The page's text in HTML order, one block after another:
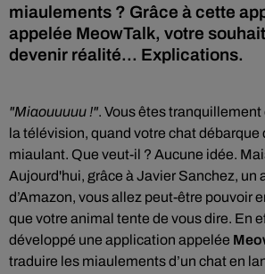
miaulements ? Grâce à cette
appelée MeowTalk, votre
devenir réalité... Explications.
"Miaouuuuu !". Vous êtes
la télévision, quand votre chat débarque
miaulant. Que veut-il ? Aucune idée.
Aujourd'hui, grâce à Javier Sanchez, un
d’Amazon, vous allez peut-être pouvoir
que votre animal tente de vous dire. En
développé une application appelée
traduire les miaulements d’un chat en